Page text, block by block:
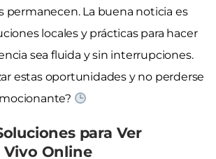
permanecen. La buena noticia es
locales y prácticas para hacer
sea fluida y sin interrupciones.
estas oportunidades y no perderse
para Ver
Online